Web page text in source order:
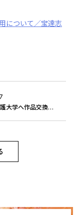
について／宝達志
石川県立看護大学へ作品交換に伺いました＃9